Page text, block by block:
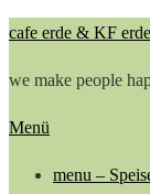
Zum
springen
cafe erde & KF erde
we make people
Menü
menu –